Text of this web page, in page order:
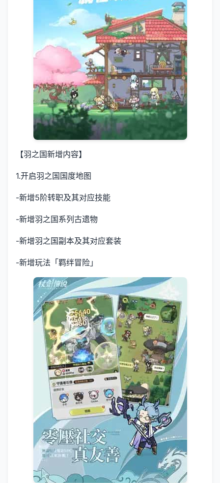
【羽之国新增内容】
1.开启羽之国国度地图
-新增5阶转职及其对应技能
-新增羽之国系列古遗物
-新增羽之国副本及其对应套装
-新增玩法「羁绊冒险」